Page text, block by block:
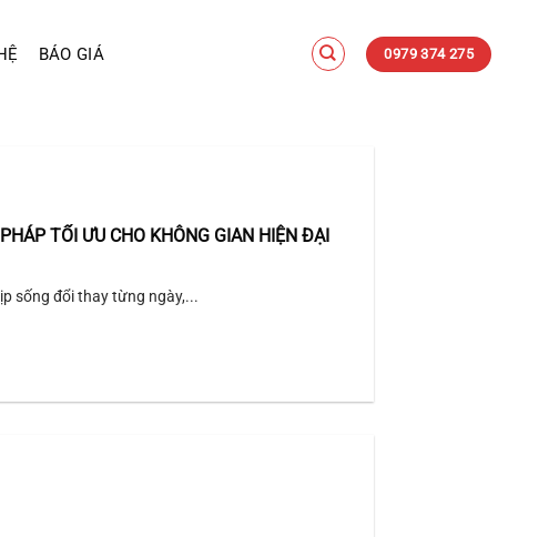
BÁO GIÁ 0979 374 275
TỐI ƯU CHO KHÔNG GIAN HIỆN ĐẠI
sống đổi thay từng ngày,...